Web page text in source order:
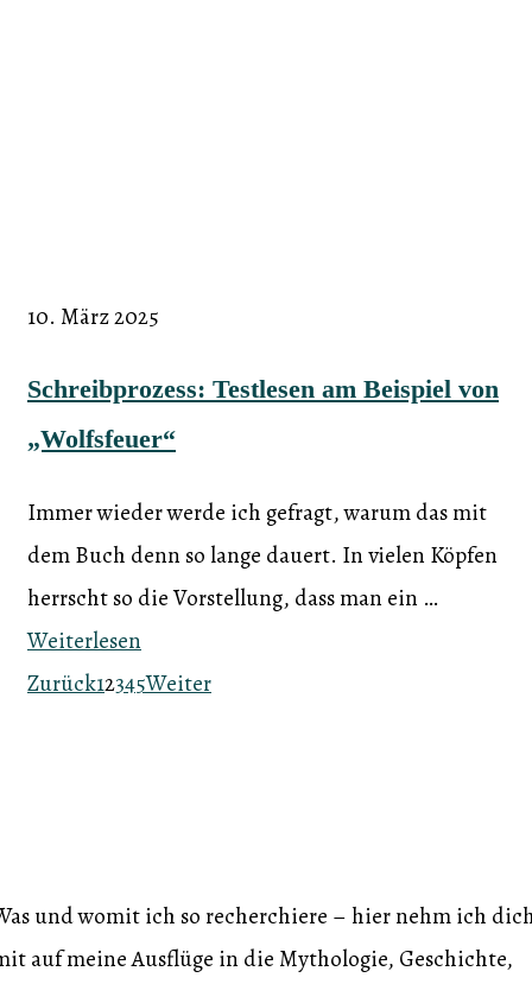
10. März 2025
Schreibprozess: Testlesen am Beispiel von
„Wolfsfeuer“
Immer wieder werde ich gefragt, warum das mit
dem Buch denn so lange dauert. In vielen Köpfen
herrscht so die Vorstellung, dass man ein …
Weiterlesen
Zurück12345Weiter
und womit ich so recherchiere – hier nehm ich
auf meine Ausflüge in die Mythologie, Geschichte,